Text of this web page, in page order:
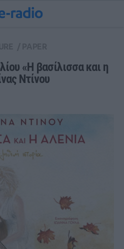
«Η βασίλισσα και η
Ντίνου